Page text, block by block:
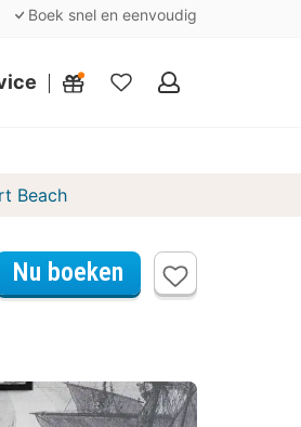
Boek snel en eenvoudig
Mijn
Beach
Nu boeken